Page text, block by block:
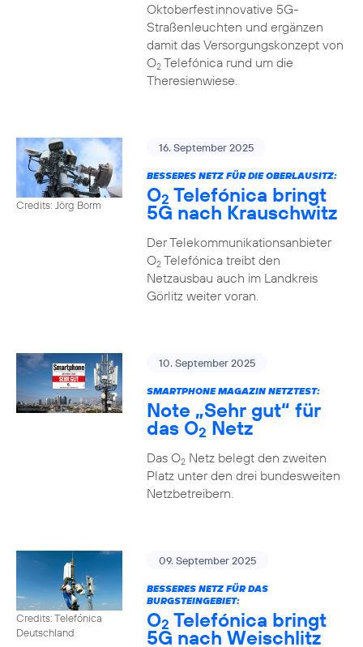
Oktoberfest innovative 5G-
Straßenleuchten und ergänzen
damit das Versorgungskonzept von
O2Telefónica rund um die
Theresienwiese.
Credits: Jörg Borm
16. September 2025
BESSERES NETZ FÜR DIE OBERLAUSITZ:
O2 Telefónica bringt
5G nach Krauschwitz
Der Telekommunikationsanbieter
O2Telefónica treibt den
Netzausbau auch im Landkreis
Görlitz weiter voran.
10. September 2025
SMARTPHONE MAGAZIN NETZTEST:
Note „Sehr gut“ für
das O2 Netz
Das O2Netz belegt den zweiten
Platz unter den drei bundesweiten
Netzbetreibern.
Credits: Telefónica
Deutschland
09. September 2025
BESSERES NETZ FÜR DAS
BURGSTEINGEBIET:
O2 Telefónica bringt
5G nach Weischlitz